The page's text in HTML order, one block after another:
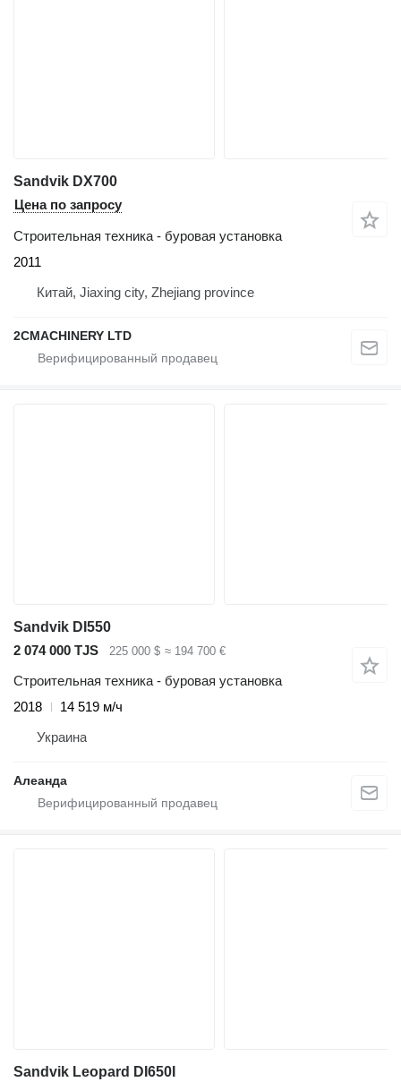
Sandvik DX700
Цена по запросу
Строительная техника - буровая установка
2011
Китай, Jiaxing city, Zhejiang province
2CMACHINERY LTD
Sandvik DI550
2 074 000 TJS
225 000 $ ≈ 194 700 €
Строительная техника - буровая установка
2018
14 519 м/ч
Украина
Алеанда
Sandvik Leopard DI650I